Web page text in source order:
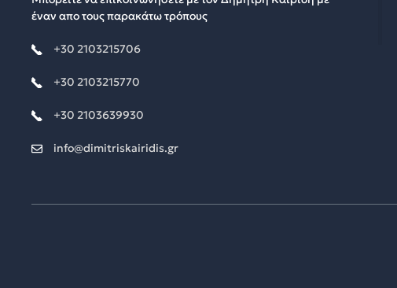
έναν απο τους παρακάτω τρόπους
+30 2103215706
+30 2103215770
+30 2103639930
info@dimitriskairidis.gr